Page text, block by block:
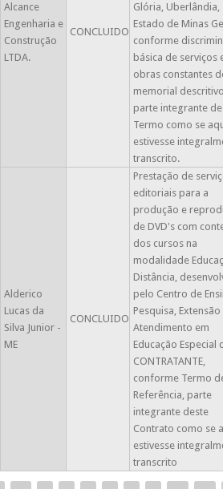
Alcance
Engenharia e
Construção
LTDA.
CONCLUIDO
Glória, Uberlândia,
Estado de Minas
conforme
básica de serviços
obras constantes
memorial
parte integrante
Termo como se
estivesse
transcrito.
Alderico
Lucas da
Silva Junior -
ME
CONCLUIDO
Prestação de
editoriais para a
produção e
de DVD's com
dos cursos na
modalidade
Distância,
pelo Centro de
Pesquisa, Extensão
Atendimento em
Educação Especial
CONTRATANTE,
conforme Termo
Referência, parte
integrante deste
Contrato como se
estivesse
transcrito